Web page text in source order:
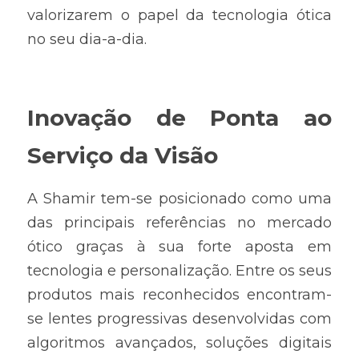
valorizarem o papel da tecnologia ótica
no seu dia-a-dia.
Inovação de Ponta ao
Serviço da Visão
A Shamir tem-se posicionado como uma
das principais referências no mercado
ótico graças à sua forte aposta em
tecnologia e personalização. Entre os seus
produtos mais reconhecidos encontram-
se lentes progressivas desenvolvidas com
algoritmos avançados, soluções digitais